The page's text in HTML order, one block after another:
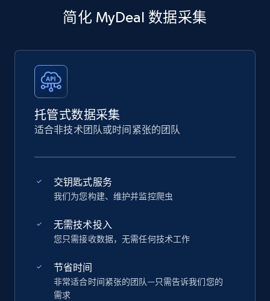
简化 MyDeal 数据采集
托管式数据采集
适合非技术团队或时间紧张的团队
交钥匙式服务
我们为您构建、维护并监控爬虫
无需技术投入
您只需接收数据，无需任何技术工作
节省时间
非常适合时间紧张的团队—只需告诉我们您的
需求